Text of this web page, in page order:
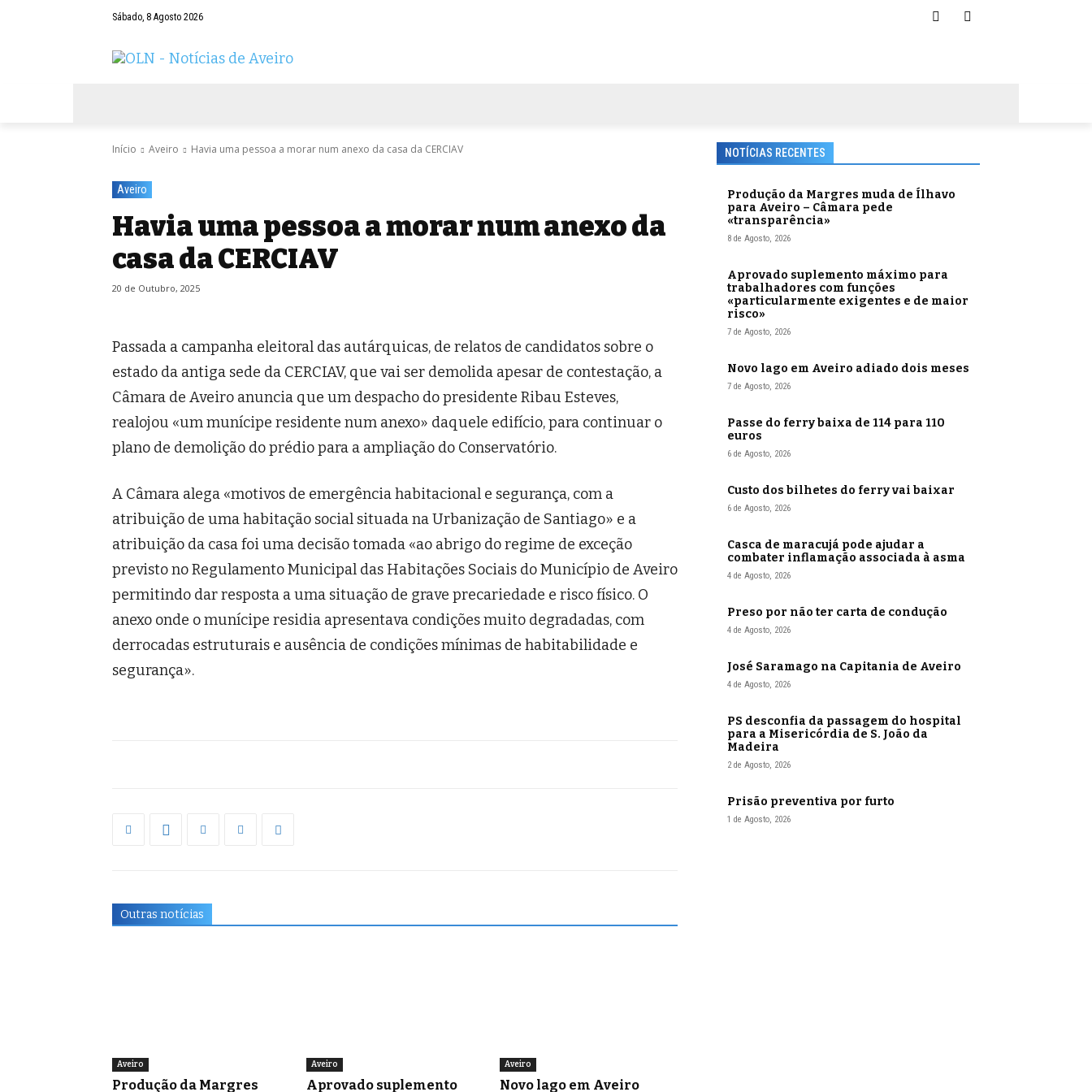
Sábado, 8 Agosto 2026
Início Aveiro Havia uma pessoa a morar num anexo da casa da CERCIAV
Aveiro
Havia uma pessoa a morar num anexo da
casa da CERCIAV
20 de Outubro, 2025
Passada a campanha eleitoral das autárquicas, de relatos de candidatos sobre o
estado da antiga sede da CERCIAV, que vai ser demolida apesar de contestação, a
Câmara de Aveiro anuncia que um despacho do presidente Ribau Esteves,
realojou «um munícipe residente num anexo» daquele edifício, para continuar o
plano de demolição do prédio para a ampliação do Conservatório.
A Câmara alega «motivos de emergência habitacional e segurança, com a
atribuição de uma habitação social situada na Urbanização de Santiago» e a
atribuição da casa foi uma decisão tomada «ao abrigo do regime de exceção
previsto no Regulamento Municipal das Habitações Sociais do Município de Aveiro
permitindo dar resposta a uma situação de grave precariedade e risco físico. O
anexo onde o munícipe residia apresentava condições muito degradadas, com
derrocadas estruturais e ausência de condições mínimas de habitabilidade e
segurança».
Outras notícias
Aveiro
Produção da Margres
Aveiro
Aprovado suplemento
Aveiro
Novo lago em Aveiro
NOTÍCIAS RECENTES
Produção da Margres muda de Ílhavo
para Aveiro – Câmara pede
«transparência»
8 de Agosto, 2026
Aprovado suplemento máximo para
trabalhadores com funções
«particularmente exigentes e de maior
risco»
7 de Agosto, 2026
Novo lago em Aveiro adiado dois meses
7 de Agosto, 2026
Passe do ferry baixa de 114 para 110
euros
6 de Agosto, 2026
Custo dos bilhetes do ferry vai baixar
6 de Agosto, 2026
Casca de maracujá pode ajudar a
combater inflamação associada à asma
4 de Agosto, 2026
Preso por não ter carta de condução
4 de Agosto, 2026
José Saramago na Capitania de Aveiro
4 de Agosto, 2026
PS desconfia da passagem do hospital
para a Misericórdia de S. João da
Madeira
2 de Agosto, 2026
Prisão preventiva por furto
1 de Agosto, 2026